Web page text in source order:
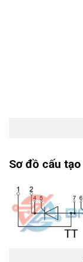
Sơ đồ cấu tạo